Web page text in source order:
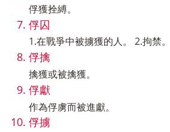
俘獲拴縛。
俘囚
1.在戰爭中被擄獲的人。 2.拘禁。
俘擒
擒獲或被擒獲。
俘獻
作為俘虜而被進獻。
俘擄